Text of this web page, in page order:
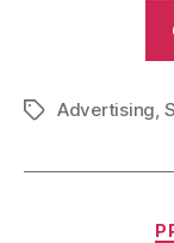
TagsAdvertising,